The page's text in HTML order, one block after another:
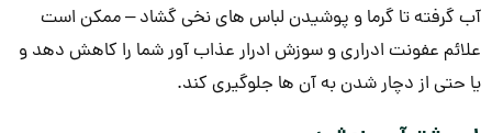
آب گرفته تا گرما و پوشیدن لباس های نخی گشاد – ممکن است
علائم عفونت ادراری و سوزش ادرار عذاب آور شما را کاهش دهد و
یا حتی از دچار شدن به آن ها جلوگیری کند.